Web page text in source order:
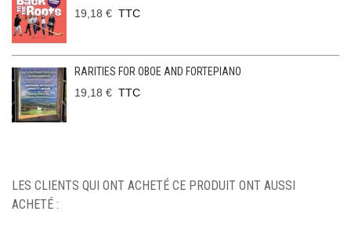
19,18 € TTC
RARITIES FOR OBOE AND FORTEPIANO
19,18 € TTC
LES CLIENTS QUI ONT ACHETÉ CE PRODUIT ONT AUSSI
ACHETÉ :